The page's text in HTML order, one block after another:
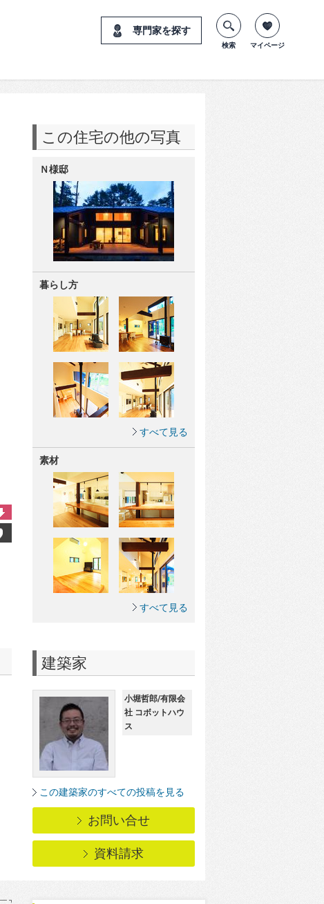
専門家を探す
検索 マイページ
この住宅の他の写真
Ｎ様邸
暮らし方
すべて見る
素材
すべて見る
建築家
小堀哲郎/有限会
社 コボットハウ
ス
この建築家のすべての投稿を見る
お問い合せ
資料請求